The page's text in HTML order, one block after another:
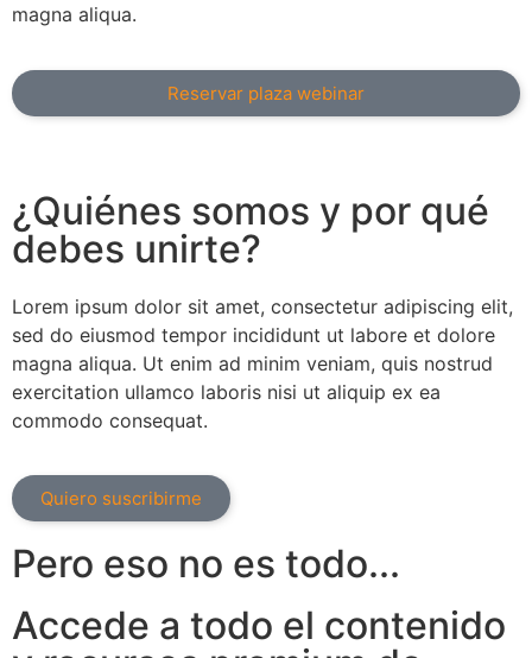
magna aliqua.
Reservar plaza webinar
¿Quiénes somos y por qué
debes unirte?
Lorem ipsum dolor sit amet, consectetur adipiscing elit,
sed do eiusmod tempor incididunt ut labore et dolore
magna aliqua. Ut enim ad minim veniam, quis nostrud
exercitation ullamco laboris nisi ut aliquip ex ea
commodo consequat.
Quiero suscribirme
Pero eso no es todo...
Accede a todo el contenido